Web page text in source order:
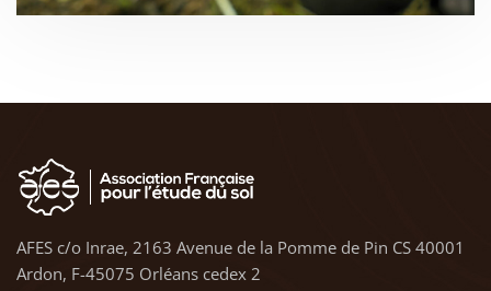
AFES c/o Inrae, 2163 Avenue de la Pomme de Pin CS 40001
Ardon, F-45075 Orléans cedex 2